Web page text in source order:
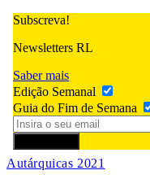
Subscreva!
Newsletters RL
Saber mais
Edição Semanal
Guia do Fim de Semana
Autárquicas 2021